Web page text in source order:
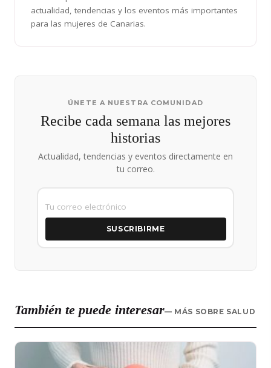
actualidad, tendencias y los eventos más importantes
para las mujeres de Canarias.
ÚNETE A NUESTRA COMUNIDAD
Recibe cada semana las mejores
historias
Actualidad, tendencias y eventos directamente en
tu correo.
SUSCRIBIRME
También te puede interesar— MÁS SOBRE SALUD